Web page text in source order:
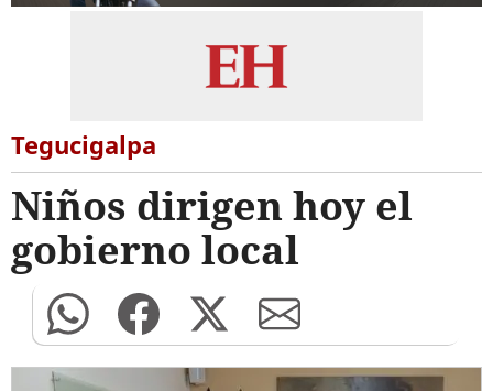
Tegucigalpa
Niños dirigen hoy el
gobierno local